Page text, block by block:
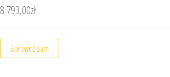
8 793,00zł
Sprawdź sam